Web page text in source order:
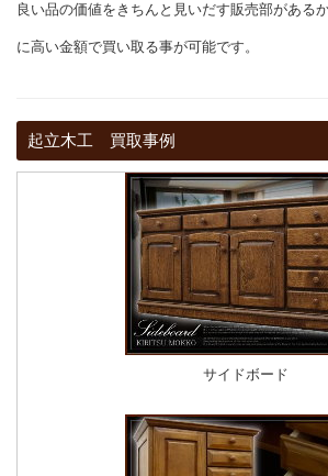
良い品の価値をきちんと見いだす販売部がある
に高い金額で買い取る事が可能です。
起立木工 買取事例
サイドボード